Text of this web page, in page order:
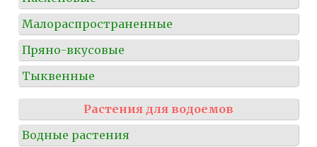
Малораспространенные
Пряно-вкусовые
Тыквенные
Растения для водоемов
Водные растения